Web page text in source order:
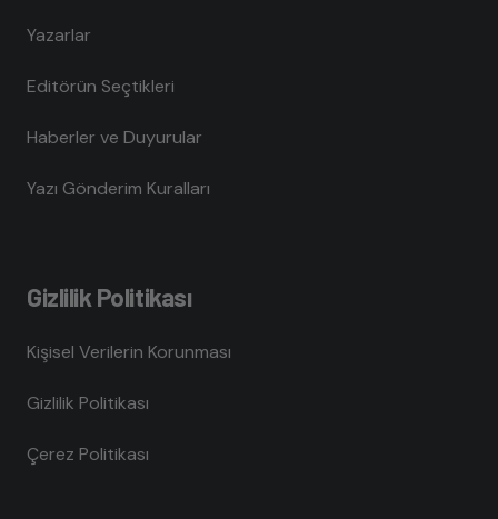
Yazarlar
Editörün Seçtikleri
Haberler ve Duyurular
Yazı Gönderim Kuralları
Gizlilik Politikası
Kişisel Verilerin Korunması
Gizlilik Politikası
Çerez Politikası